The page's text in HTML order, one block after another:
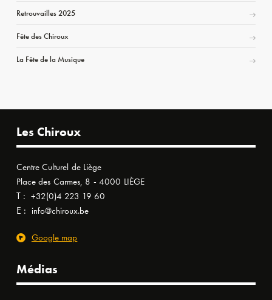
Retrouvailles 2025
Fête des Chiroux
La Fête de la Musique
Les Chiroux
Centre Culturel de Liège
Place des Carmes, 8 - 4000 LIÈGE
T : +32(0)4 223 19 60
E : info@chiroux.be
Google map
Médias